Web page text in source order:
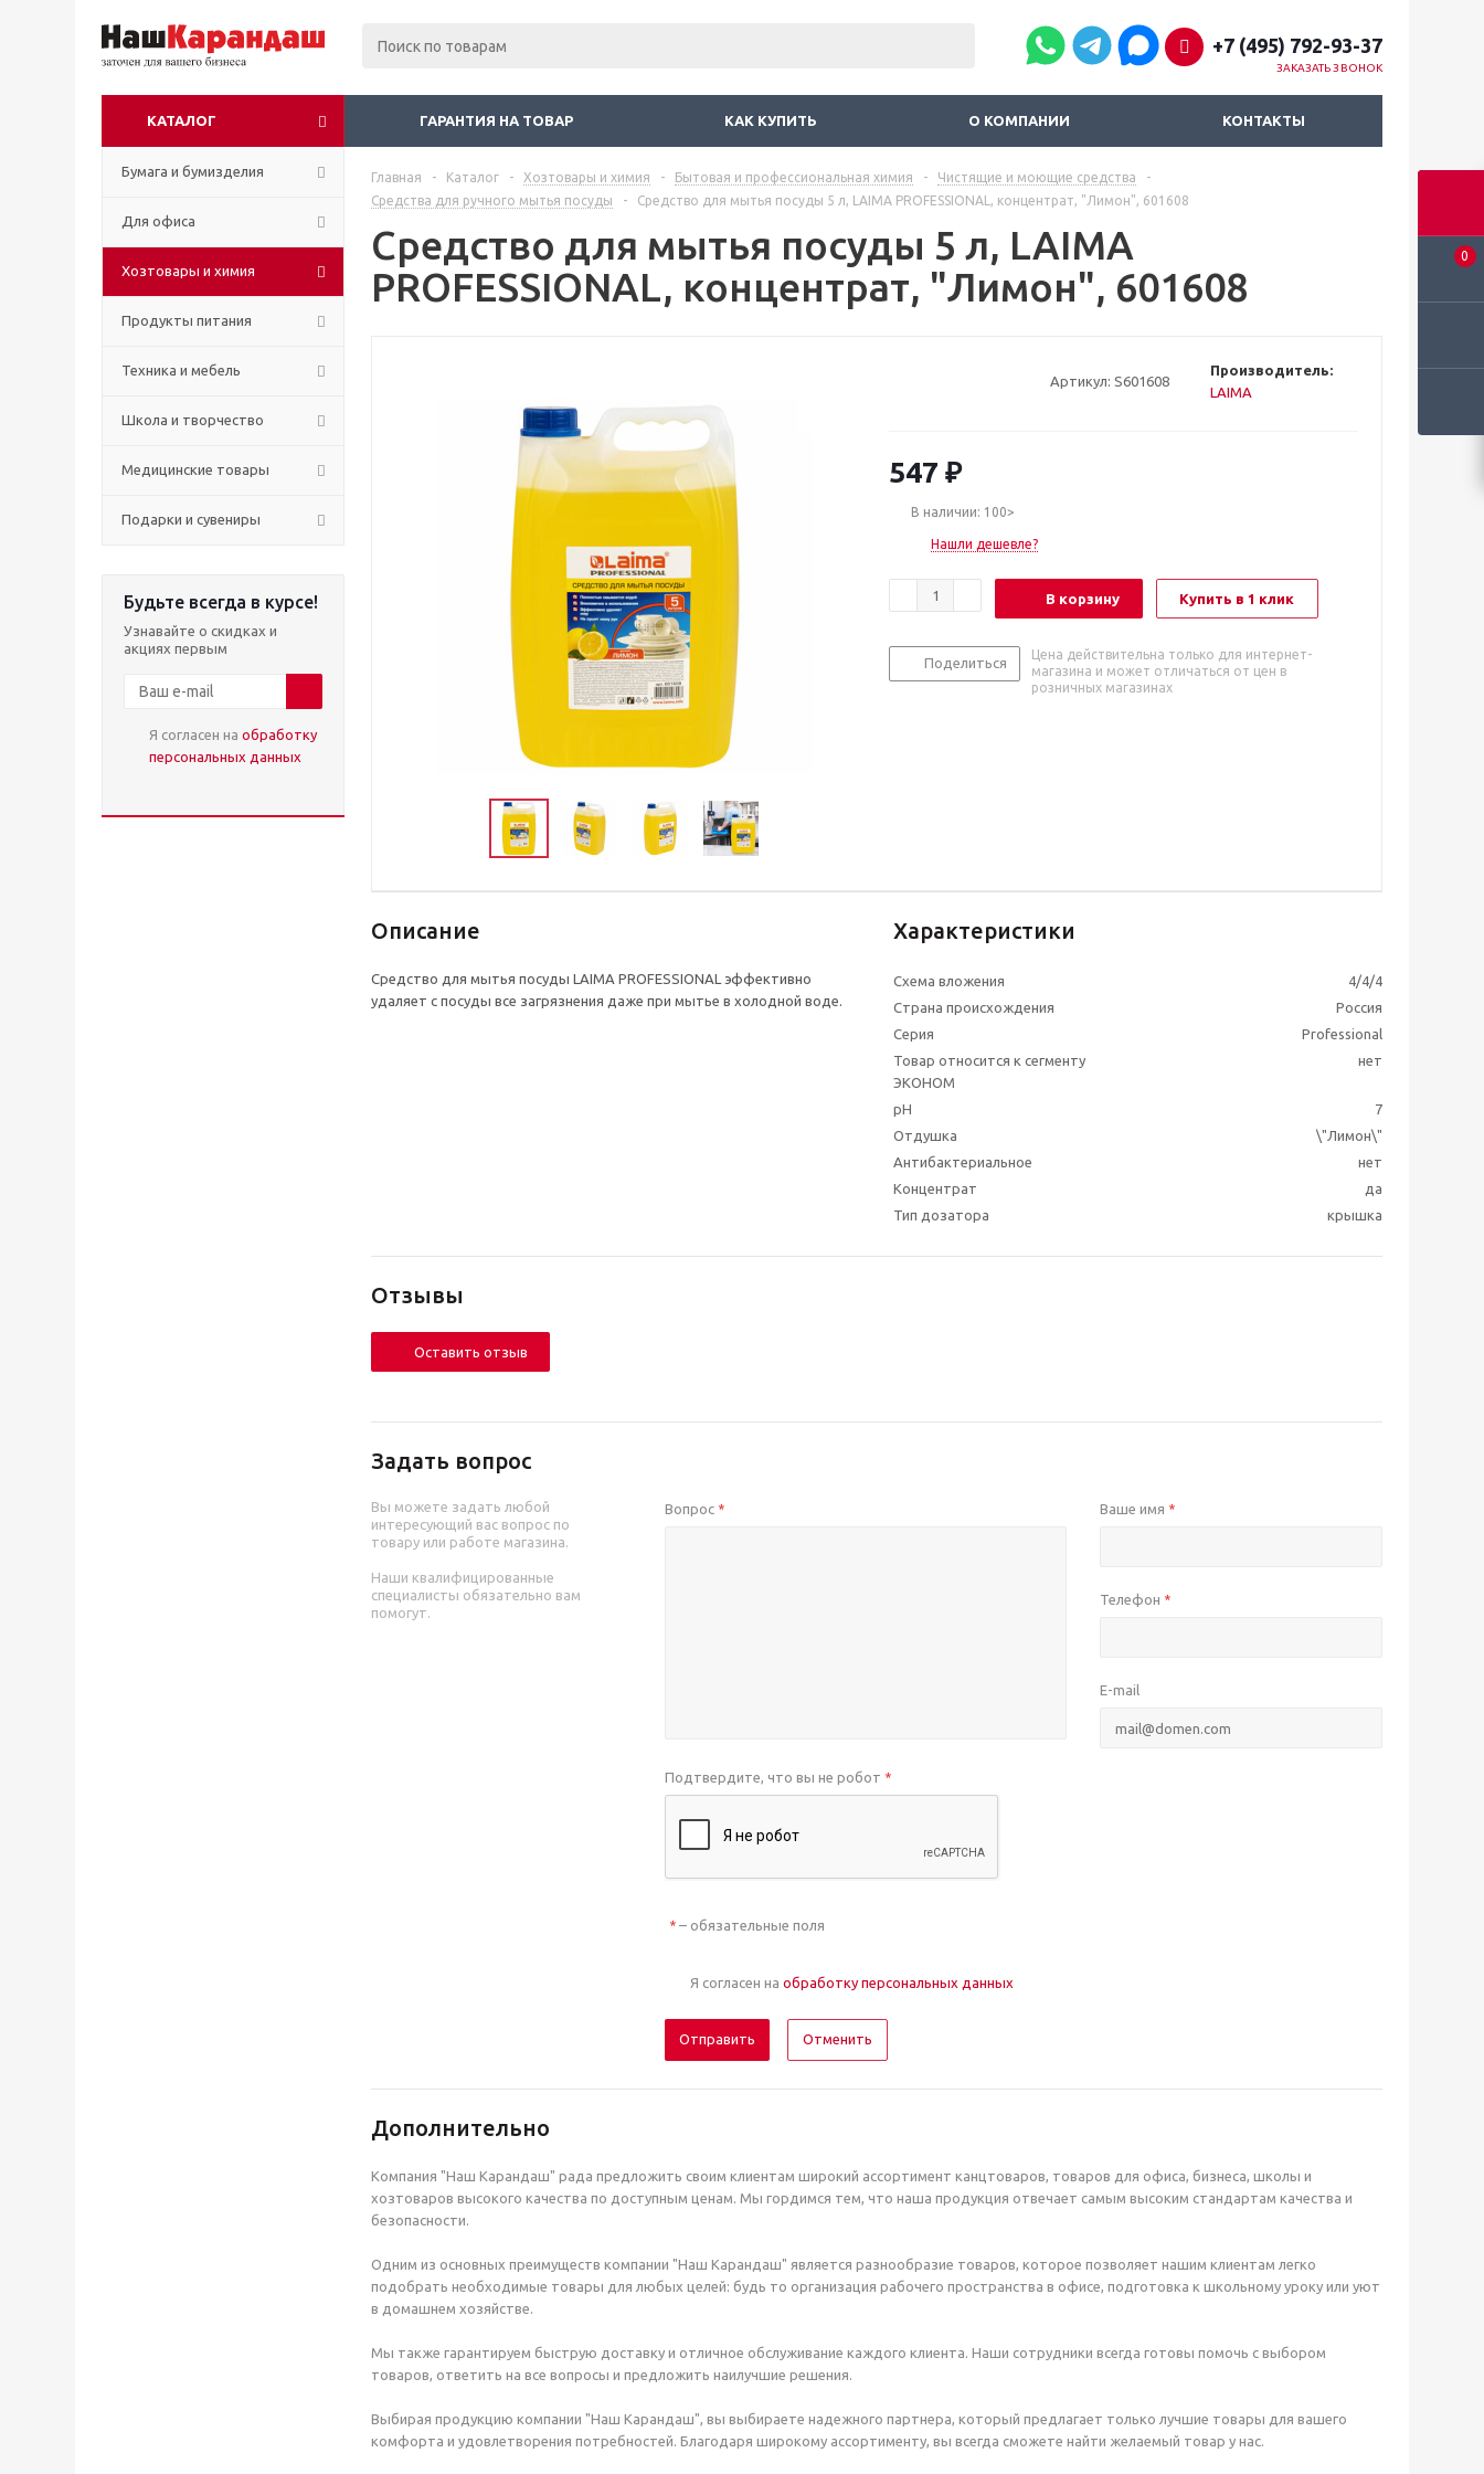
0
+7 (495) 792-93-37
ЗАКАЗАТЬ ЗВОНОК
КАТАЛОГ ГАРАНТИЯ НА ТОВАР КАК КУПИТЬ О КОМПАНИИ КОНТАКТЫ
Бумага и бумизделия
Для офиса
Хозтовары и химия
Продукты питания
Техника и мебель
Школа и творчество
Медицинские товары
Подарки и сувениры
Будьте всегда в курсе!
Узнавайте о скидках и
акциях первым
Я согласен на обработку
персональных данных
Главная - Каталог - Хозтовары и химия - Бытовая и профессиональная химия - Чистящие и моющие средства
-
Средства для ручного мытья посуды
- Средство для мытья посуды 5 л, LAIMA PROFESSIONAL, концентрат, "Лимон", 601608
Средство для мытья посуды 5 л, LAIMA
PROFESSIONAL, концентрат, "Лимон", 601608
Артикул: S601608
Производитель:
LAIMA
547 ₽
В наличии: 100>
Нашли дешевле?
В корзину Купить в 1 клик
Поделиться
Цена действительна только для интернет-
магазина и может отличаться от цен в
розничных магазинах
Описание
Средство для мытья посуды LAIMA PROFESSIONAL эффективно
удаляет с посуды все загрязнения даже при мытье в холодной воде.
Характеристики
Схема вложения
4/4/4
Страна происхождения
Россия
Серия
Professional
Товар относится к сегменту
ЭКОНОМ
нет
pH
7
Отдушка
\"Лимон\"
Антибактериальное
нет
Концентрат
да
Тип дозатора
крышка
Отзывы
Оставить отзыв
Задать вопрос
Вы можете задать любой
интересующий вас вопрос по
товару или работе магазина.
Наши квалифицированные
специалисты обязательно вам
помогут.
Вопрос * Ваше имя *
Телефон *
E-mail
Подтвердите, что вы не робот *
*– обязательные поля
Я согласен на обработку персональных данных
Отменить
Дополнительно
Компания "Наш Карандаш" рада предложить своим клиентам широкий ассортимент канцтоваров, товаров для офиса, бизнеса, школы и
хозтоваров высокого качества по доступным ценам. Мы гордимся тем, что наша продукция отвечает самым высоким стандартам качества и
безопасности.
Одним из основных преимуществ компании "Наш Карандаш" является разнообразие товаров, которое позволяет нашим клиентам легко
подобрать необходимые товары для любых целей: будь то организация рабочего пространства в офисе, подготовка к школьному уроку или уют
в домашнем хозяйстве.
Мы также гарантируем быструю доставку и отличное обслуживание каждого клиента. Наши сотрудники всегда готовы помочь с выбором
товаров, ответить на все вопросы и предложить наилучшие решения.
Выбирая продукцию компании "Наш Карандаш", вы выбираете надежного партнера, который предлагает только лучшие товары для вашего
комфорта и удовлетворения потребностей. Благодаря широкому ассортименту, вы всегда сможете найти желаемый товар у нас.